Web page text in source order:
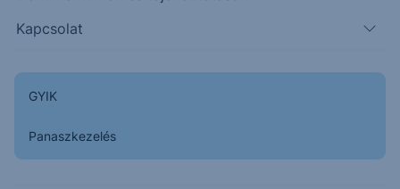
Kapcsolat
GYIK
Panaszkezelés
növekedést mutathat, éves összevetésben 2,7%-kal,
Richter szempontjából kedvezőtlenül alakuló
(Közép-Európa és Kelet-Európa) irányuló 2025
negyedik negyedévi előszállítások hatására a kelet-